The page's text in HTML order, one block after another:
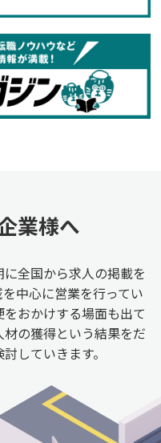
業様へ
全国から求人の掲載を
中心に営業を行ってい
おかけする場面も出て
の獲得という結果をだ
していきます。